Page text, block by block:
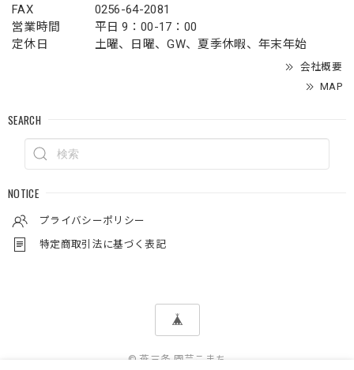
FAX
0256-64-2081
営業時間
平日 9：00-17：00
定休日
土曜、日曜、GW、夏季休暇、年末年始
会社概要
MAP
SEARCH
NOTICE
プライバシーポリシー
特定商取引法に基づく表記
© 燕三条 園芸こまち